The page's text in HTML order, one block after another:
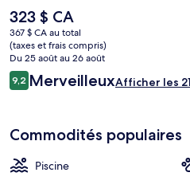
Masséna se trouvent à seulement 5
en commun se trouve à quelques
tramway Acropolis se trouve à 8
Garibaldi est à 11 minutes.
Le
prix
actuel
est
de 323 $ CA
323 $ CA
367 $ CA au total
(taxes et frais compris)
Du 25 août au 26 août
Avis
9,29,2 sur 10 –
MerveilleuxAfficher les
Commodités populaires
Piscine